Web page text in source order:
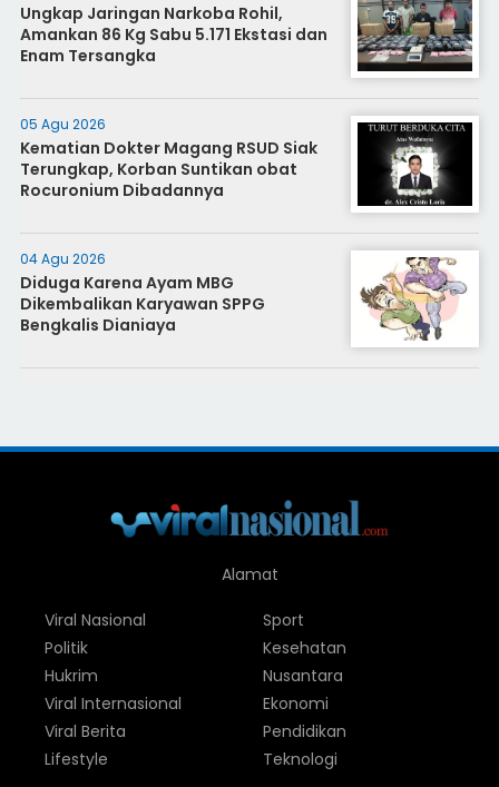
Ungkap Jaringan Narkoba Rohil,
Amankan 86 Kg Sabu 5.171 Ekstasi dan
Enam Tersangka
05 Agu 2026
Kematian Dokter Magang RSUD Siak
Terungkap, Korban Suntikan obat
Rocuronium Dibadannya
04 Agu 2026
Diduga Karena Ayam MBG
Dikembalikan Karyawan SPPG
Bengkalis Dianiaya
Alamat
Viral Nasional
Politik
Hukrim
Viral Internasional
Viral Berita
Lifestyle
Sport
Kesehatan
Nusantara
Ekonomi
Pendidikan
Teknologi